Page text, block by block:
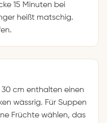
15 Minuten bei
heißt matschig.
cm enthalten einen
wässrig. Für Suppen
Früchte wählen, das